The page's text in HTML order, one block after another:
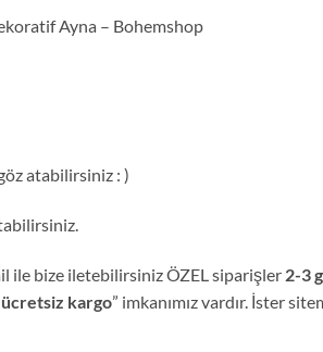
Ayna – Bohemshop
atabilirsiniz : )
ile bize iletebilirsiniz ÖZEL siparişler 2-3
ücretsiz kargo” imkanımız vardır. İster